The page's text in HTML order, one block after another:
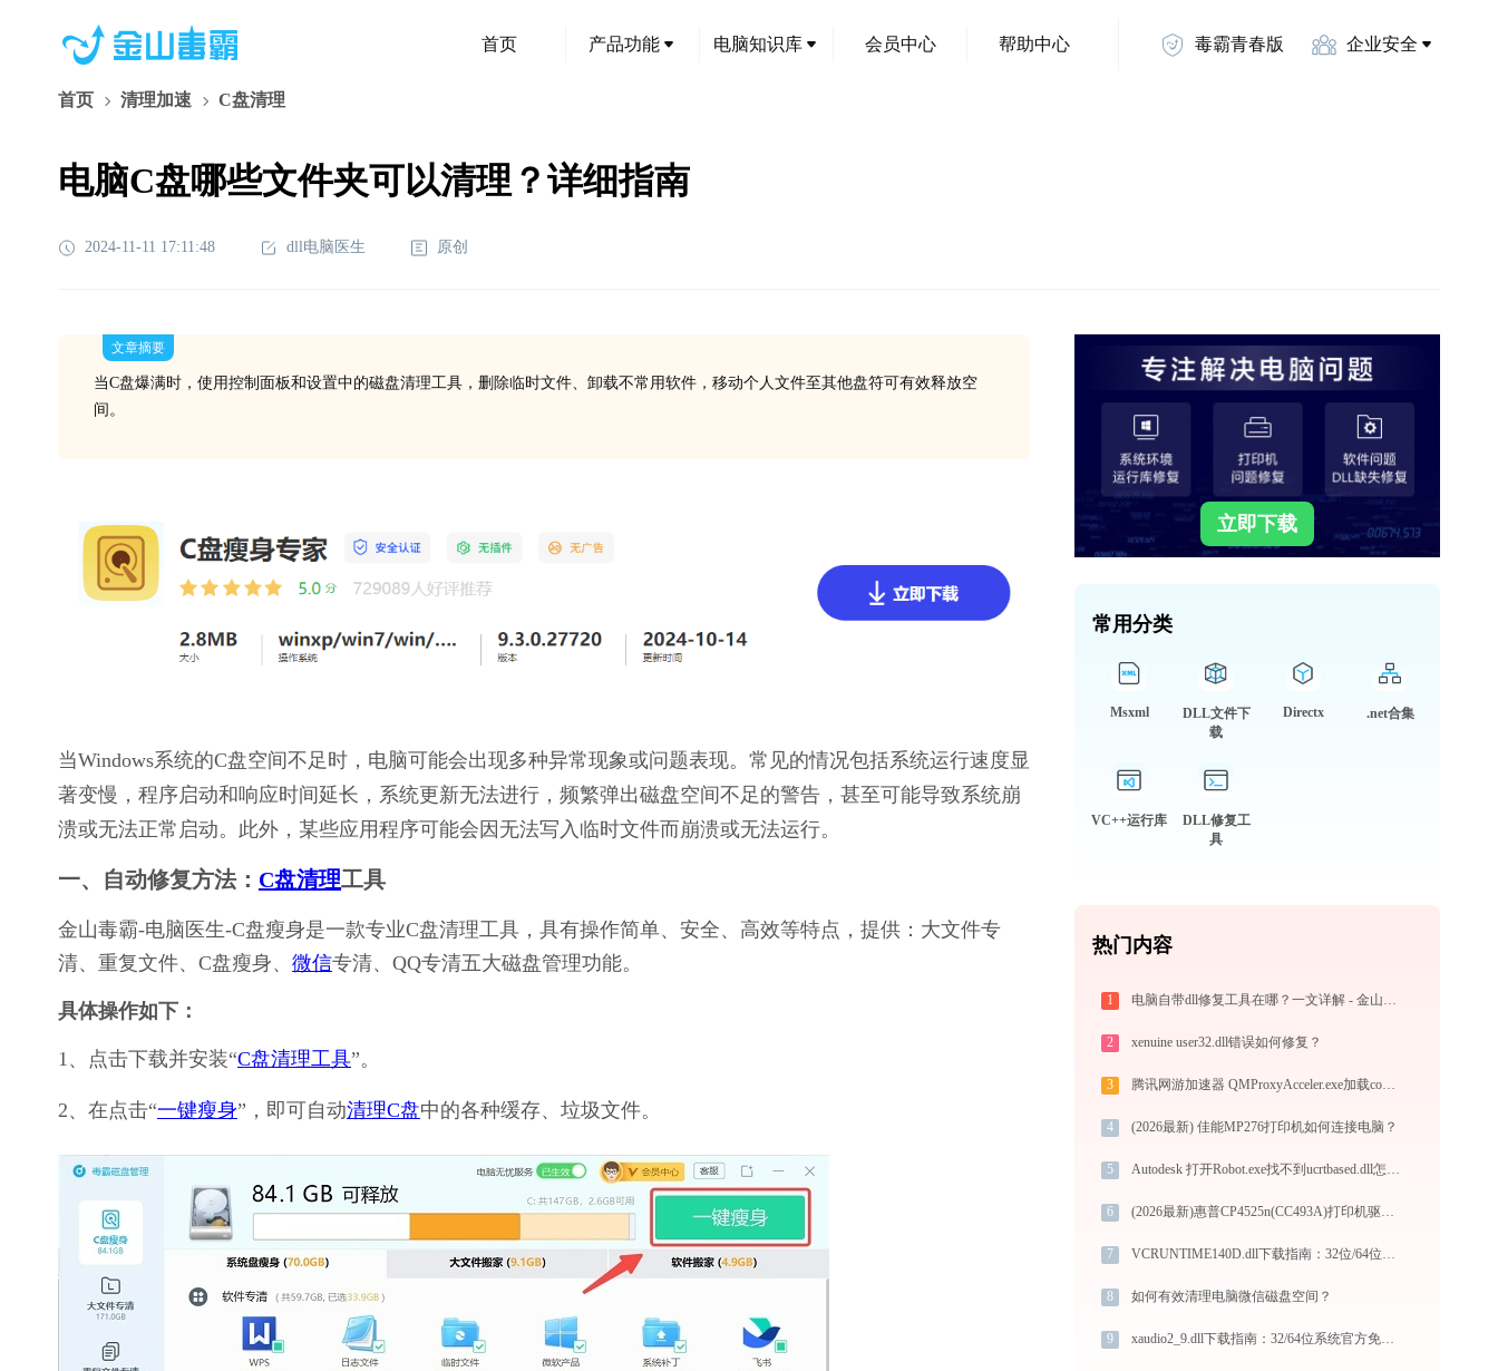
首页 产品功能 电脑知识库 会员中心 帮助中心 毒霸青春版 企业安全
首页 清理加速 C盘清理
电脑C盘哪些文件夹可以清理？详细指南
2024-11-11 17:11:48 dll电脑医生 原创
文章摘要
当C盘爆满时，使用控制面板和设置中的磁盘清理工具，删除临时文件、卸载不常用软件，移动个人文件至其他盘符可有效释放空
间。
当Windows系统的C盘空间不足时，电脑可能会出现多种异常现象或问题表现。常见的情况包括系统运行速度显
著变慢，程序启动和响应时间延长，系统更新无法进行，频繁弹出磁盘空间不足的警告，甚至可能导致系统崩
溃或无法正常启动。此外，某些应用程序可能会因无法写入临时文件而崩溃或无法运行。
一、自动修复方法： C盘清理工具
金山毒霸-电脑医生-C盘瘦身是一款专业C盘清理工具，具有操作简单、安全、高效等特点，提供：大文件专
清、重复文件、C盘瘦身、 微信专清、QQ专清五大磁盘管理功能。
具体操作如下：
1、点击下载并安装“C盘清理工具”。
2、在点击“一键瘦身”，即可自动清理C盘中的各种缓存、垃圾文件。
立即下载
常用分类
Msxml
DLL文件下
载
Directx .net合集
VC++运行库
DLL修复工
具
热门内容
1 电脑自带dll修复工具在哪？一文详解 - 金山毒霸
2 xenuine user32.dll错误如何修复？
3 腾讯网游加速器 QMProxyAcceler.exe加载common.dll文件丢失处理办法
4 (2026最新) 佳能MP276打印机如何连接电脑？
5 Autodesk 打开Robot.exe找不到ucrtbased.dll怎么办
6 (2026最新)惠普CP4525n(CC493A)打印机驱动安装不再难，跟着这些步骤一学就会
7 VCRUNTIME140D.dll下载指南：32位/64位系统官方免费解决方案
8 如何有效清理电脑微信磁盘空间？
9 xaudio2_9.dll下载指南：32/64位系统官方免费版完整解决方案